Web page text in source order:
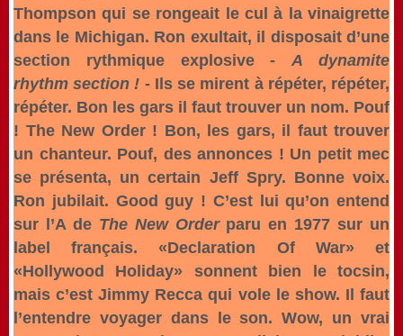
Thompson qui se rongeait le cul à la vinaigrette
dans le Michigan. Ron exultait, il disposait d’une
section rythmique explosive -A dynamite
rhythm section ! - Ils se mirent à répéter, répéter,
répéter. Bon les gars il faut trouver un nom. Pouf
! The New Order ! Bon, les gars, il faut trouver
un chanteur. Pouf, des annonces ! Un petit mec
se présenta, un certain Jeff Spry. Bonne voix.
Ron jubilait. Good guy ! C’est lui qu’on entend
sur l’A de The New Orderparu en 1977 sur un
label français. «Declaration Of War» et
«Hollywood Holiday» sonnent bien le tocsin,
mais c’est Jimmy Recca qui vole le show. Il faut
l’entendre voyager dans le son. Wow, un vrai